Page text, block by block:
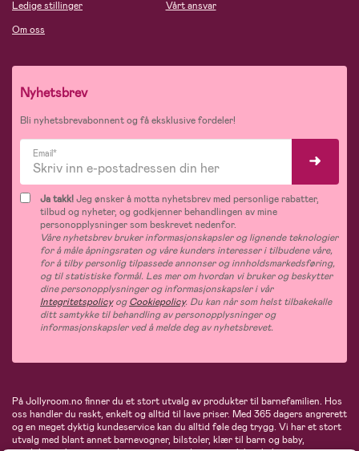
Ledige stillinger
Om oss
Vårt ansvar
Nyhetsbrev
Bli nyhetsbrevabonnent og få eksklusive fordeler!
Email*
Ja takk!Jeg ønsker å motta nyhetsbrev med personlige rabatter,
tilbud og nyheter, og godkjenner behandlingen av mine
personopplysninger som beskrevet nedenfor.
Våre nyhetsbrev bruker informasjonskapsler og lignende teknologier
for å måle åpningsraten og våre kunders interesser i tilbudene våre,
for å tilby personlig tilpassede annonser og innholdsmarkedsføring,
og til statistiske formål. Les mer om hvordan vi bruker og beskytter
dine personopplysninger og informasjonskapsler i vår
IntegritetspolicyogCookiepolicy. Du kan når som helst tilbakekalle
ditt samtykke til behandling av personopplysninger og
informasjonskapsler ved å melde deg av nyhetsbrevet.
På Jollyroom.no finner du et stort utvalg av produkter til barnefamilien. Hos
oss handler du raskt, enkelt og alltid til lave priser. Med 365 dagers angrerett
og en meget dyktig kundeservice kan du alltid føle deg trygg. Vi har et stort
utvalg med blant annet barnevogner, bilstoler, klær til barn og baby,